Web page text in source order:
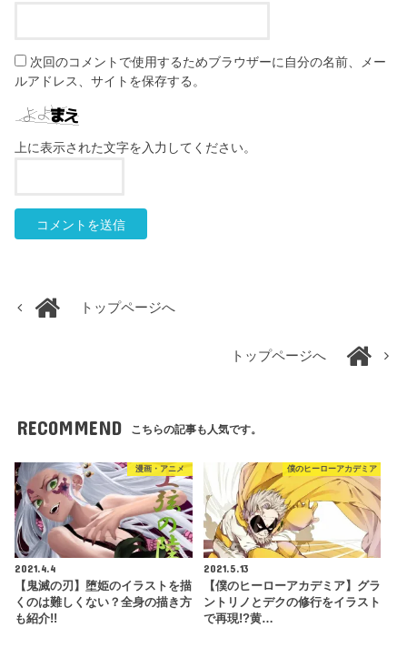
次回のコメントで使用するためブラウザーに自分の名前、メー
ルアドレス、サイトを保存する。
上に表示された文字を入力してください。
トップページへ
トップページへ
RECOMMEND こちらの記事も人気です。
漫画・アニメ
2021.4.4
【鬼滅の刃】堕姫のイラストを描
くのは難しくない？全身の描き方
も紹介!!
僕のヒーローアカデミア
2021.5.13
【僕のヒーローアカデミア】グラ
ントリノとデクの修行をイラスト
で再現!?黄…